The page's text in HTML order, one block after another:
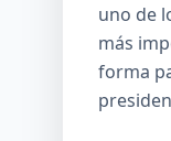
uno de
más
forma